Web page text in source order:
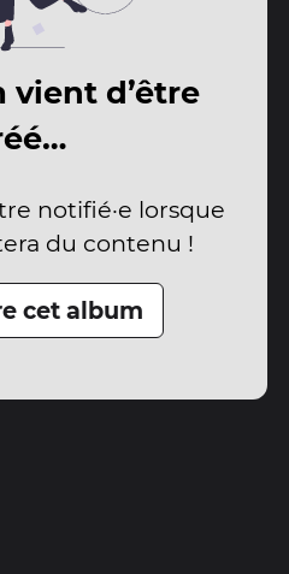
vient d’être
notifié·e lorsque
du contenu !
cet album